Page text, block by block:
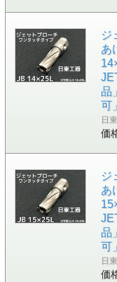
ジ
あ
品
可」
日
価
ジ
あ
品
可」
日
価